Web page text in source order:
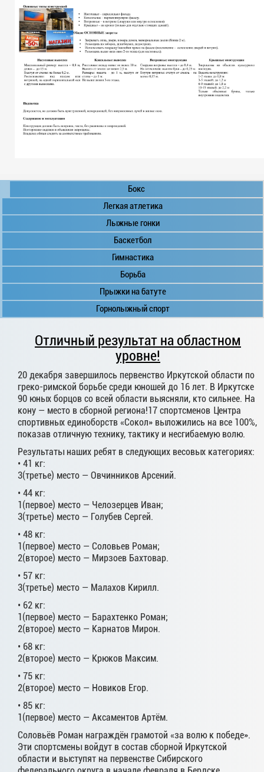
Бокс
Легкая атлетика
Лыжные гонки
Баскетбол
Гимнастика
Борьба
Прыжки на батуте
Горнолыжный спорт
Отличный результат на областном
уровне!
20 декабря завершилось первенство Иркутской области по
греко-римской борьбе среди юношей до 16 лет. В Иркутске
90 юных борцов со всей области выясняли, кто сильнее. На
кону — место в сборной региона!17 спортсменов Центра
спортивных единоборств «Сокол» выложились на все 100%,
показав отличную технику, тактику и несгибаемую волю.
Результаты наших ребят в следующих весовых категориях:
• 41 кг:
3(третье) место — Овчинников Арсений.
• 44 кг:
1(первое) место — Челозерцев Иван;
3(третье) место — Голубев Сергей.
• 48 кг:
1(первое) место — Соловьев Роман;
2(второе) место — Мирзоев Бахтовар.
• 57 кг:
3(третье) место — Малахов Кирилл.
• 62 кг:
1(первое) место — Барахтенко Роман;
2(второе) место — Карнатов Мирон.
• 68 кг:
2(второе) место — Крюков Максим.
• 75 кг:
2(второе) место — Новиков Егор.
• 85 кг:
1(первое) место — Аксаментов Артём.
Соловьёв Роман награждён грамотой «за волю к победе».
Эти спортсмены войдут в состав сборной Иркутской
области и выступят на первенстве Сибирского